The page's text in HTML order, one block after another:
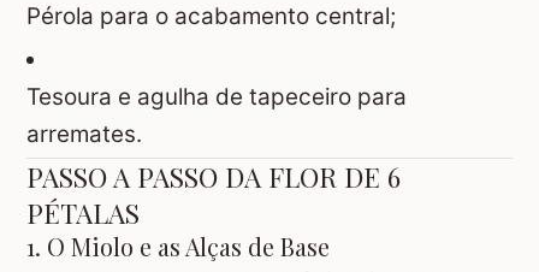
Pérola para o acabamento central;
Tesoura e agulha de tapeceiro para
arremates.
PASSO A PASSO DA FLOR DE 6
PÉTALAS
1. O Miolo e as Alças de Base